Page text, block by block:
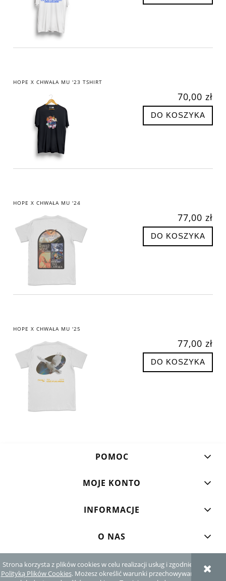
Strona korzysta z plików cookies w celu realizacji usług i zgodnie z
Polityką Plików Cookies. Możesz określić warunki przechowywania
HOPE X CHWAŁA MU '23 TSHIRT
70,00 zł
DO KOSZYKA
HOPE X CHWAŁA MU '24
77,00 zł
DO KOSZYKA
HOPE X CHWAŁA MU '25
77,00 zł
DO KOSZYKA
POMOC
MOJE KONTO
INFORMACJE
O NAS
POKAŻ PEŁNĄ WERSJĘ STRONY